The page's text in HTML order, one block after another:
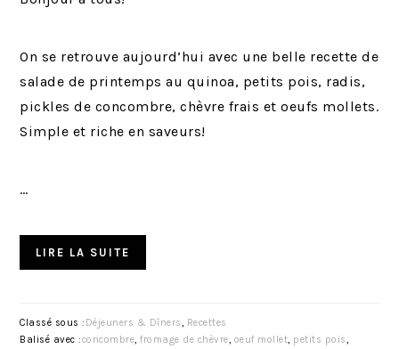
On se retrouve aujourd’hui avec une belle recette de
salade de printemps au quinoa, petits pois, radis,
pickles de concombre, chèvre frais et oeufs mollets.
Simple et riche en saveurs!
…
LIRE LA SUITE
Classé sous : Déjeuners & Dîners
Recettes
Balisé avec :concombre ,fromage de chèvre oeuf mollet petits pois